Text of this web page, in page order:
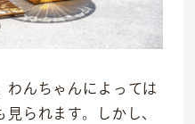
んちゃんによっては
られます。しかし、